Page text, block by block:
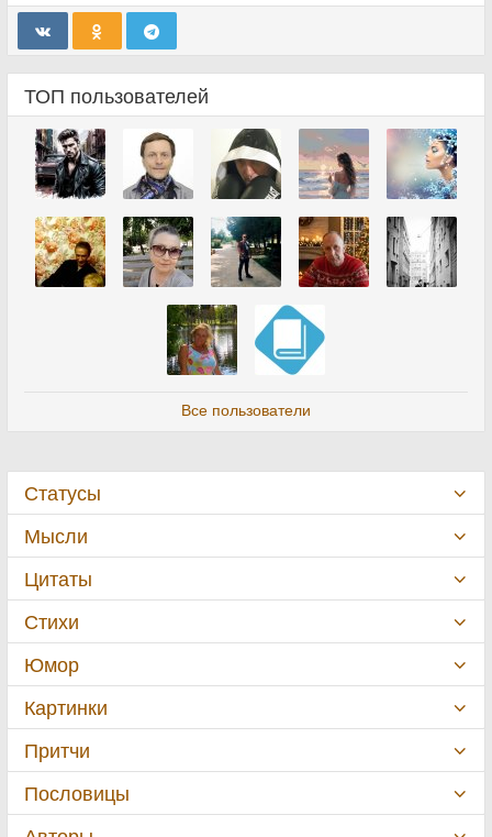
ТОП пользователей
Все пользователи
Статусы
Мысли
Цитаты
Стихи
Юмор
Картинки
Притчи
Пословицы